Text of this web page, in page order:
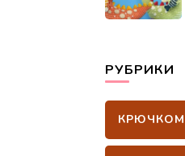
РУБРИКИ
КРЮЧКОМ